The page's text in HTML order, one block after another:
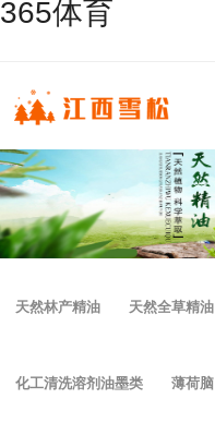
365体育
天然林产精油 天然全草精油
化工清洗溶剂油墨类 薄荷脑